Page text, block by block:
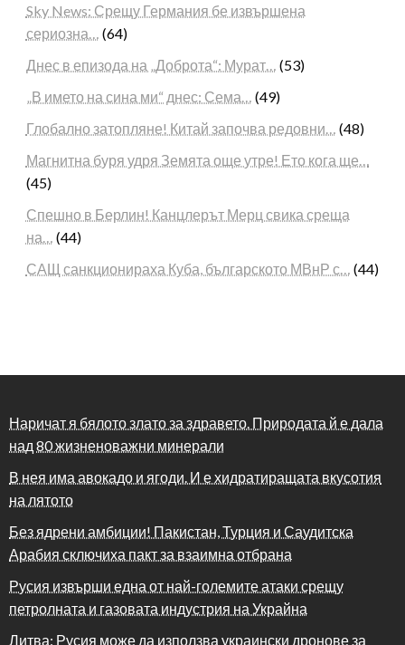
Sky News: Срещу Германия бе извършена
сериозна… (64)
Днес в епизода на „Доброта“: Мурат… (53)
„В името на сина ми“ днес: Сема… (49)
Глобално затопляне! Китай започва редовни… (48)
Магнитна буря удря Земята още утре! Ето кога ще…
(45)
Спешно в Берлин! Канцлерът Мерц свика среща
на… (44)
САЩ санкционираха Куба, българското МВнР с… (44)
Наричат я бялото злато за здравето. Природата й е дала
над 80 жизненоважни минерали
В нея има авокадо и ягоди. И е хидратиращата вкусотия
на лятото
Без ядрени амбиции! Пакистан, Турция и Саудитска
Арабия сключиха пакт за взаимна отбрана
Русия извърши една от най-големите атаки срещу
петролната и газовата индустрия на Украйна
Литва: Русия може да използва украински дронове за